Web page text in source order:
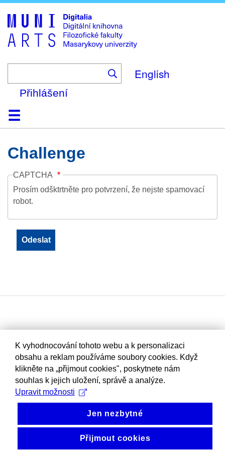
to
main
content
English
Přihlášení
DomůKolekce
Prohlížení
Vyhledávání
O platformě
Nápověda
KontaktDigitalia
Challenge
CAPTCHA
Prosím odšktrtněte pro potvrzení, že nejste spamovací
robot.
K vyhodnocování tohoto webu a k personalizaci
obsahu a reklam používáme soubory cookies. Když
klikněte na „přijmout cookies", poskytnete nám
souhlas k jejich uložení, správě a analýze.
Upravit možnosti
Jen nezbytné
Přijmout cookies